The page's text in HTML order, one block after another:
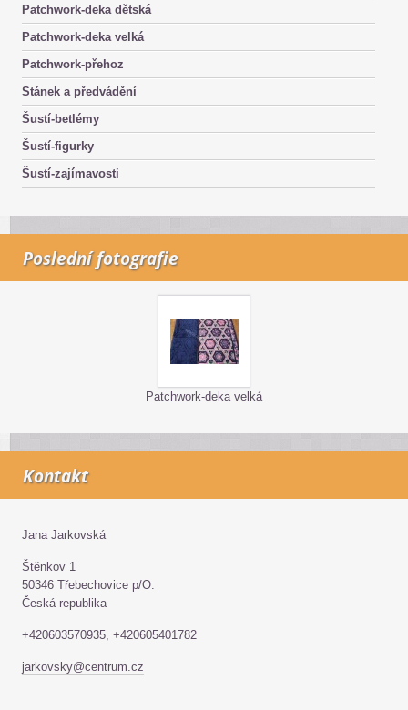
Patchwork-deka dětská
Patchwork-deka velká
Patchwork-přehoz
Stánek a předvádění
Šustí-betlémy
Šustí-figurky
Šustí-zajímavosti
Poslední fotografie
Patchwork-deka velká
Kontakt
Jana Jarkovská
Štěnkov 1
50346 Třebechovice p/O.
Česká republika
+420603570935, +420605401782
jarkovsky@centrum.cz